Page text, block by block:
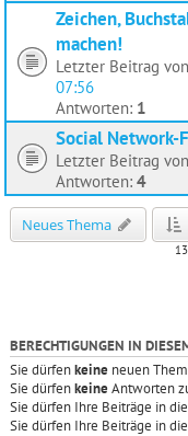
Zeichen,
machen!
Letzter Beitrag von
07:56
Antworten: 1
Social Network-
Letzter Beitrag von
Antworten: 4
Neues Thema
BERECHTIGUNGEN IN
Sie dürfenkeine neuen
Sie dürfenkeineAntworten
Sie dürfen Ihre Beiträge in
Sie dürfen Ihre Beiträge in